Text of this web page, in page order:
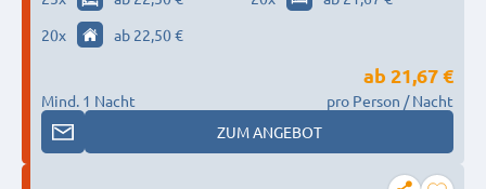
20x ab 22,50 €
Mind. 1 Nacht
ab 21,67 €
pro Person / Nacht
ZUM ANGEBOT